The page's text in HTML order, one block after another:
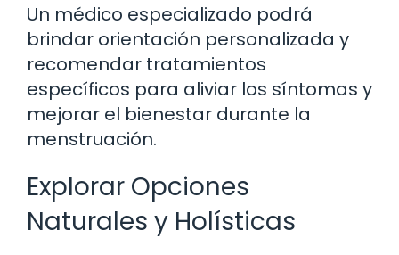
Un médico especializado podrá
brindar orientación personalizada y
recomendar tratamientos
específicos para aliviar los síntomas y
mejorar el bienestar durante la
menstruación.
Explorar Opciones
Naturales y Holísticas